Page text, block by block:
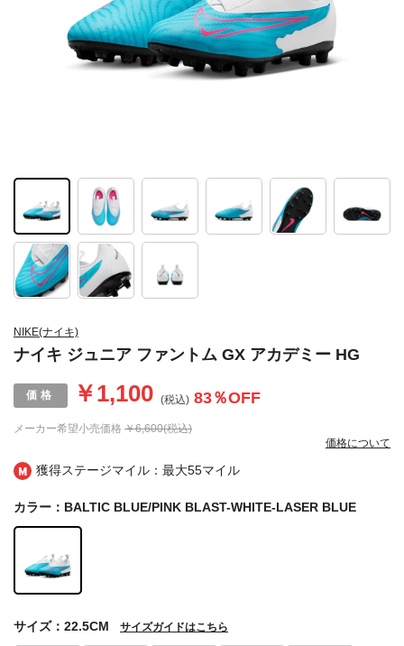
獲得ステージマイル：最大55マイル
NIKE(ナイキ)
ナイキ ジュニア ファントム GX アカデミー HG
メーカー希望小売価格 ￥6,600(税込)
￥1,100 (税込) 83％OFF
価格について
カラー：BALTIC BLUE/PINK BLAST-WHITE-LASER BLUE
サイズ：22.5CM サイズガイドはこちら